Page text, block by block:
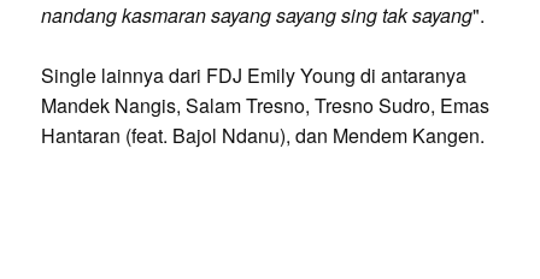
nandang kasmaran sayang sayang sing tak sayang".
Single lainnya dari FDJ Emily Young di antaranya
Mandek Nangis, Salam Tresno, Tresno Sudro, Emas
Hantaran (feat. Bajol Ndanu), dan Mendem Kangen.